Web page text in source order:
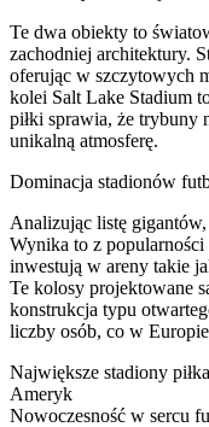
Te dwa obiekty to
zachodniej architektury.
oferując w szczytowych
kolei Salt Lake Stadium
piłki sprawia, że trybuny
unikalną atmosferę.
Dominacja stadionów
Analizując listę
Wynika to z
inwestują w areny takie
Te kolosy projektowane
konstrukcja typu
liczby osób, co w
Największe stadiony
Ameryk
Nowoczesność w sercu